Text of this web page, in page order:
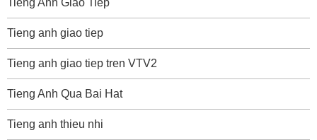
Tiếng Anh Giao Tiếp
Tieng anh giao tiep
Tieng anh giao tiep tren VTV2
Tieng Anh Qua Bai Hat
Tieng anh thieu nhi